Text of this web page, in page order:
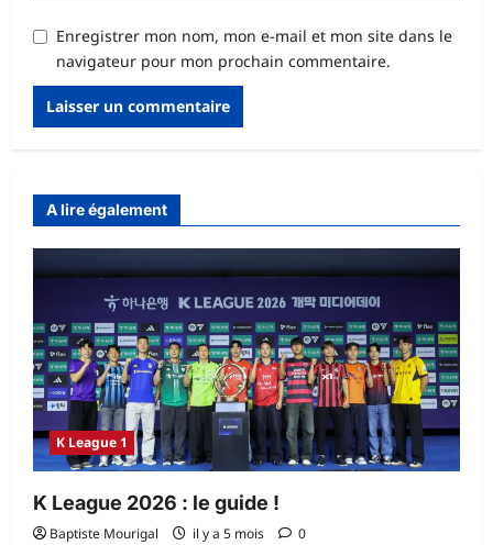
Enregistrer mon nom, mon e-mail et mon site dans le
navigateur pour mon prochain commentaire.
A lire également
K League 1
K League 2026 : le guide !
Baptiste Mourigal il y a 5 mois 0